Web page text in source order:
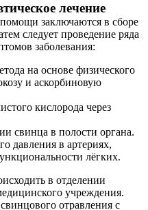
лечение
заключаются в сборе
следует проведение ряда
заболевания:
на основе физического
и аскорбиновую
кислорода через
свинца в полости органа.
давления в артериях,
лёгких.
в отделении
учреждения.
отравления с